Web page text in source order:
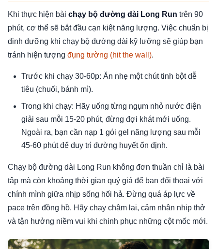
Khi thực hiện bài chạy bộ đường dài Long Run trên 90
phút, cơ thể sẽ bắt đầu cạn kiệt năng lượng. Việc chuẩn bị
dinh dưỡng khi chạy bộ đường dài kỹ lưỡng sẽ giúp bạn
tránh hiện tượng đụng tường (hit the wall).
Trước khi chạy 30-60p: Ăn nhẹ một chút tinh bột dễ
tiêu (chuối, bánh mì).
Trong khi chạy: Hãy uống từng ngụm nhỏ nước điện
giải sau mỗi 15-20 phút, đừng đợi khát mới uống.
Ngoài ra, bạn cần nạp 1 gói gel năng lượng sau mỗi
45-60 phút để duy trì đường huyết ổn định.
Chạy bộ đường dài Long Run không đơn thuần chỉ là bài
tập mà còn khoảng thời gian quý giá để bạn đối thoại với
chính mình giữa nhịp sống hối hả. Đừng quá áp lực về
pace trên đồng hồ. Hãy chạy chậm lại, cảm nhận nhịp thở
và tận hưởng niềm vui khi chinh phục những cột mốc mới.